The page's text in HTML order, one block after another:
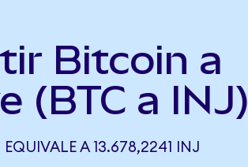
Bitcoin a
(BTC a INJ)
A 13.678,2241 INJ